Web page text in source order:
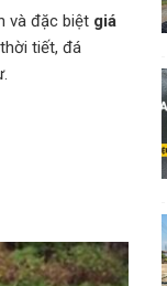
và đặc biệt giá
tiết, đá